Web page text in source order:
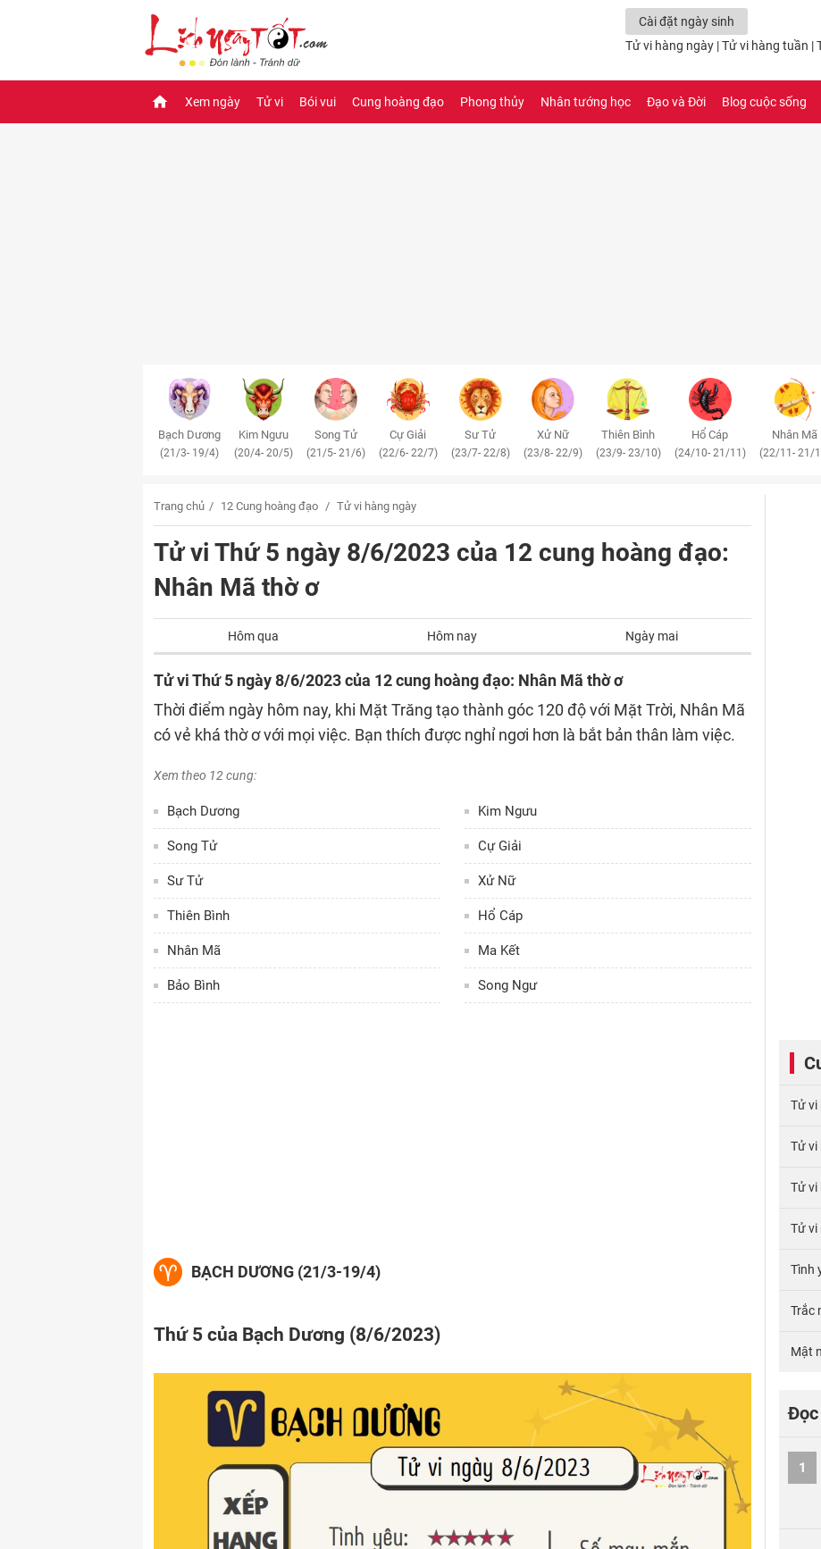
Cài đặt ngày sinh
Tử vi hàng ngày |Tử vi hàng tuần |
Xem ngày Tử vi Bói vui Cung hoàng đạo Phong thủy Nhân tướng học Đạo và Đời Blog cuộc sống
Bạch Dương
(21/3- 19/4)
Kim Ngưu
(20/4- 20/5)
Song Tử
(21/5- 21/6)
Cự Giải
(22/6- 22/7)
Sư Tử
(23/7- 22/8)
Xử Nữ
(23/8- 22/9)
Thiên Bình
(23/9- 23/10)
Hổ Cáp
(24/10- 21/11)
Nhân Mã
(22/11- 21/
Trang chủ 12 Cung hoàng đạo Tử vi hàng ngày
Tử vi Thứ 5 ngày 8/6/2023 của 12 cung hoàng đạo:
Nhân Mã thờ ơ
Hôm qua Hôm nay Ngày mai
Tử vi Thứ 5 ngày 8/6/2023 của 12 cung hoàng đạo: Nhân Mã thờ ơ
Thời điểm ngày hôm nay, khi Mặt Trăng tạo thành góc 120 độ với Mặt Trời, Nhân Mã
có vẻ khá thờ ơ với mọi việc. Bạn thích được nghỉ ngơi hơn là bắt bản thân làm việc.
Xem theo 12 cung:
Bạch Dương Kim Ngưu
Song Tử Cự Giải
Sư Tử Xử Nữ
Thiên Bình Hổ Cáp
Nhân Mã Ma Kết
Bảo Bình Song Ngư
BẠCH DƯƠNG (21/3-19/4)
Thứ 5 của Bạch Dương (8/6/2023)
Tử vi
Tử vi
Tử vi
Tử vi
Tình
Trắc
Mật
1